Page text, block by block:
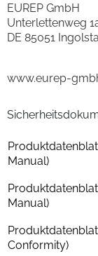
HEPA-Filter ja
Breite mit
Höhe mit
Tiefe mit
Nennleistung (W)
EUREP GmbH
Unterlettenweg
DE 85051
www.eurep-
Manual)
Manual)
Conformity)